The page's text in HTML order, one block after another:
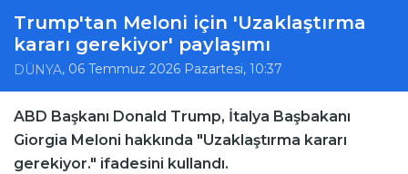
Trump'tan Meloni için 'Uzaklaştırma
kararı gerekiyor' paylaşımı
DÜNYA, 06 Temmuz 2026 Pazartesi, 10:37
ABD Başkanı Donald Trump, İtalya Başbakanı
Giorgia Meloni hakkında "Uzaklaştırma kararı
gerekiyor." ifadesini kullandı.